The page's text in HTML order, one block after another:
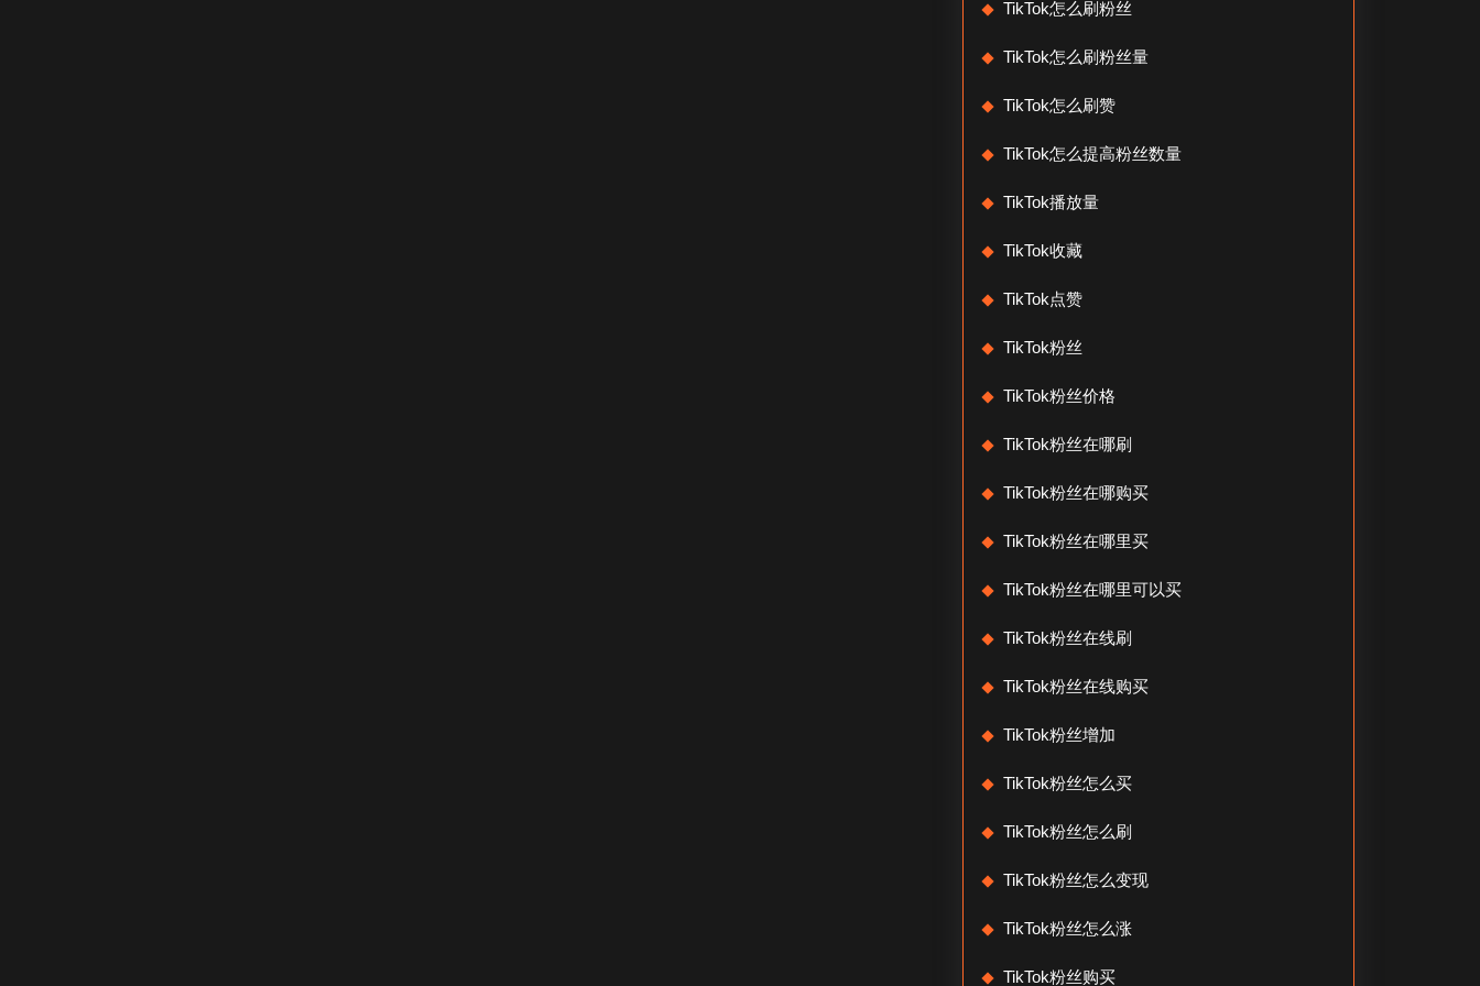
TikTok怎么刷粉丝
TikTok怎么刷粉丝量
TikTok怎么刷赞
TikTok怎么提高粉丝数量
TikTok播放量
TikTok收藏
TikTok点赞
TikTok粉丝
TikTok粉丝价格
TikTok粉丝在哪刷
TikTok粉丝在哪购买
TikTok粉丝在哪里买
TikTok粉丝在哪里可以买
TikTok粉丝在线刷
TikTok粉丝在线购买
TikTok粉丝增加
TikTok粉丝怎么买
TikTok粉丝怎么刷
TikTok粉丝怎么变现
TikTok粉丝怎么涨
TikTok粉丝购买